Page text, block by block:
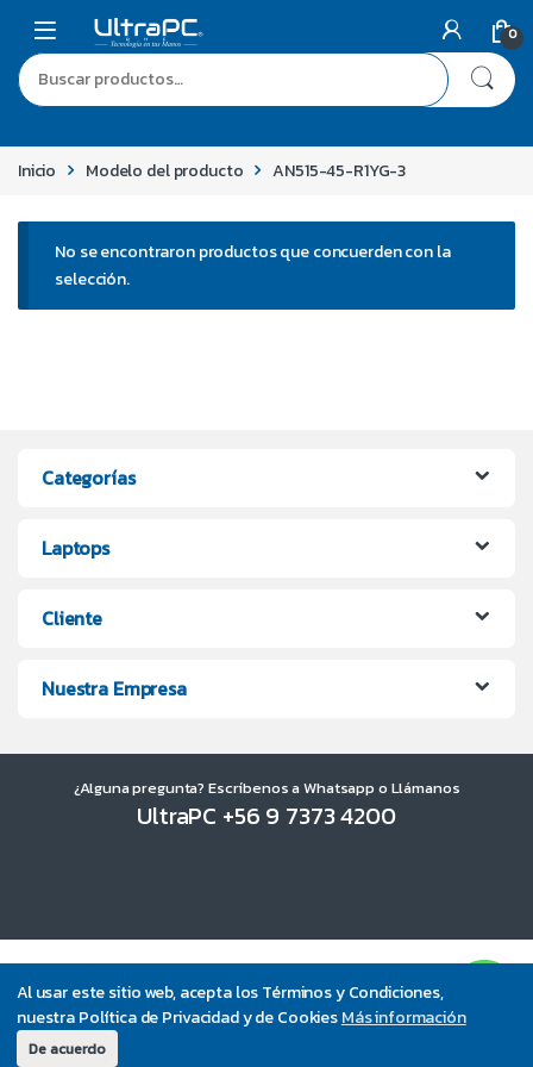
Al usar este sitio web, acepta los Términos y Condiciones,
nuestra Política de Privacidad y de CookiesMás información
De acuerdo
0
Inicio Modelo del producto AN515-45-R1YG-3
No se encontraron productos que concuerden con la
selección.
Categorías
Laptops
Cliente
Nuestra Empresa
¿Alguna pregunta? Escríbenos a Whatsapp o Llámanos
UltraPC +56 9 7373 4200